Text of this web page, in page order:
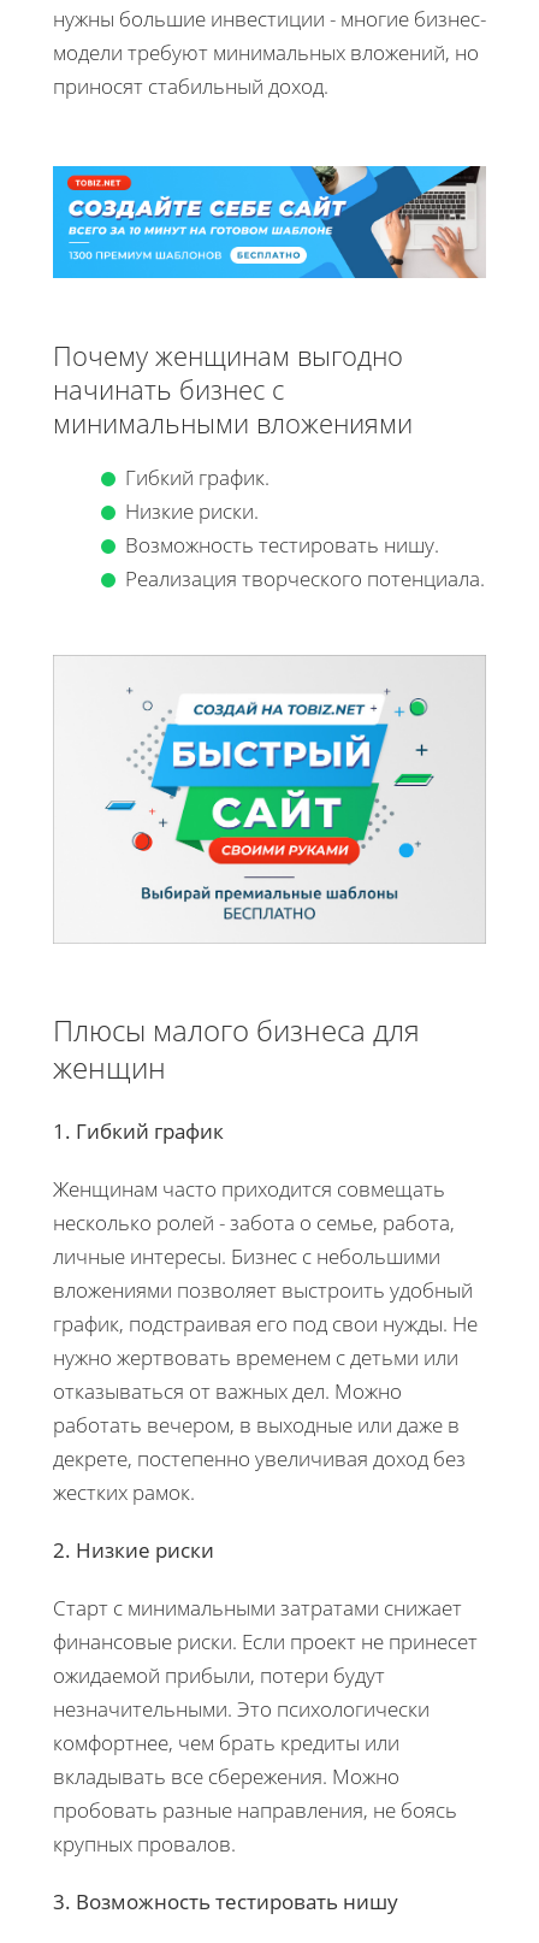
нужны большие инвестиции - многие бизнес-
модели требуют минимальных вложений, но
приносят стабильный доход.
Почему женщинам выгодно
начинать бизнес с
минимальными вложениями
Гибкий график.
Низкие риски.
Возможность тестировать нишу.
Реализация творческого потенциала.
Плюсы малого бизнеса для
женщин
1. Гибкий график
Женщинам часто приходится совмещать
несколько ролей - забота о семье, работа,
личные интересы. Бизнес с небольшими
вложениями позволяет выстроить удобный
график, подстраивая его под свои нужды. Не
нужно жертвовать временем с детьми или
отказываться от важных дел. Можно
работать вечером, в выходные или даже в
декрете, постепенно увеличивая доход без
жестких рамок.
2. Низкие риски
Старт с минимальными затратами снижает
финансовые риски. Если проект не принесет
ожидаемой прибыли, потери будут
незначительными. Это психологически
комфортнее, чем брать кредиты или
вкладывать все сбережения. Можно
пробовать разные направления, не боясь
крупных провалов.
3. Возможность тестировать нишу